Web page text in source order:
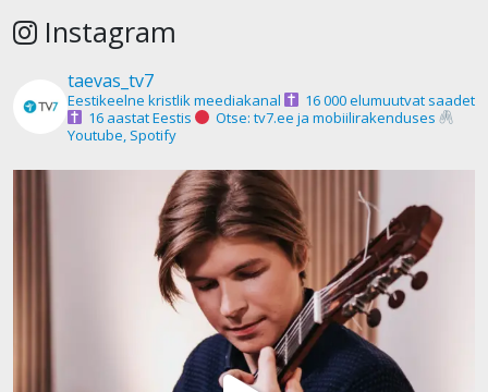
Instagram
taevas_tv7
Eestikeelne kristlik meediakanal
16 000 elumuutvat saadet
16 aastat Eestis
Otse: tv7.ee ja mobiilirakenduses
Youtube, Spotify